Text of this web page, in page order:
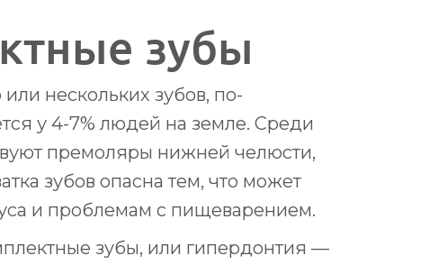
зубы
нескольких зубов, по-
у 4-7% людей на земле. Среди
премоляры нижней челюсти,
зубов опасна тем, что может
и проблемам с пищеварением.
зубы, или гипердонтия —